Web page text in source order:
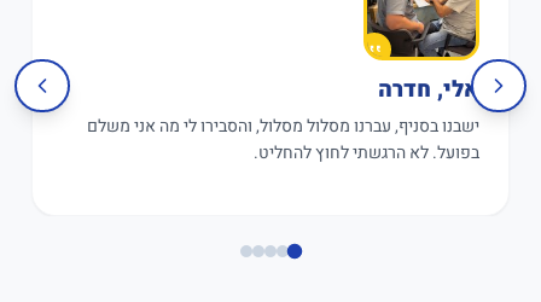
אלי, חדרה
ישבנו בסניף, עברנו מסלול מסלול, והסבירו לי מה אני משלם
בפועל. לא הרגשתי לחוץ להחליט.